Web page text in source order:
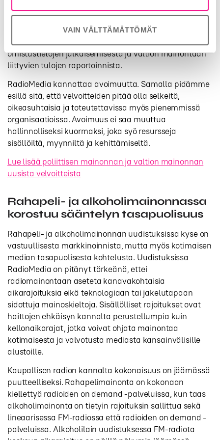
VAIN VÄLTTÄMÄTTÖMÄT
vahvistaa median moniarvoisuutta ja
riippumattomuutta EU:ssa. Käytännössä se tuo
mediapalveluntarjoajille uusia velvoitteita esimerkiksi
omistustietojen julkaisemisesta ja valtion mainontaan
liittyvien tulojen raportoinnista.
RadioMedia kannattaa avoimuutta. Samalla pidämme
esillä sitä, että velvoitteiden pitää olla selkeitä,
oikeasuhtaisia ja toteutettavissa myös pienemmissä
organisaatioissa. Avoimuus ei saa muuttua
hallinnolliseksi kuormaksi, joka syö resursseja
sisällöiltä, myynniltä ja kehittämiseltä.
Lue lisää poliittisen mainonnan ja valtion mainonnan
uusista velvoitteista
Rahapeli- ja alkoholimainonnassa
korostuu sääntelyn tasapuolisuus
Rahapeli- ja alkoholimainonnan uudistuksissa kyse on
vastuullisesta markkinoinnista, mutta myös kotimaisen
median tasapuolisesta kohtelusta. Uudistuksissa
RadioMedia on pitänyt tärkeänä, ettei
radiomainontaan aseteta kanavakohtaisia
aikarajoituksia eikä teknologiaan tai jakelutapaan
sidottuja mainoskieltoja. Sisällölliset rajoitukset ovat
haittojen ehkäisyn kannalta perustellumpia kuin
kellonaikarajat, jotka voivat ohjata mainontaa
kotimaisesta ja valvotusta mediasta kansainvälisille
alustoille.
Kaupallisen radion kannalta kokonaisuus on jäämässä
puutteelliseksi. Rahapelimainonta on kokonaan
kiellettyä radioiden on demand -palveluissa, kun taas
alkoholimainonta on tietyin rajoituksin sallittua sekä
lineaarisessa FM-radiossa että radioiden on demand -
palveluissa. Alkoholilain uudistuksessa FM-radiota